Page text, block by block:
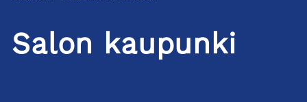
Salon kaupunki